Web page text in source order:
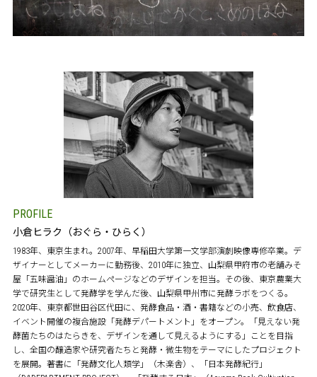
PROFILE
小倉ヒラク（おぐら・ひらく）
1983年、東京生まれ。2007年、早稲田大学第一文学部演劇映像専修卒業。デ
ザイナーとしてメーカーに勤務後、2010年に独立、山梨県甲府市の老舗みそ
屋「五味醤油」のホームページなどのデザインを担当。その後、東京農業大
学で研究生として発酵学を学んだ後、山梨県甲州市に発酵ラボをつくる。
2020年、東京都世田谷区代田に、発酵食品・酒・書籍などの小売、飲食店、
イベント開催の複合施設「発酵デパートメント」をオープン。「見えない発
酵菌たちのはたらきを、デザインを通して見えるようにする」ことを目指
し、全国の醸造家や研究者たちと発酵・微生物をテーマにしたプロジェクト
を展開。著書に「発酵文化人類学」（木楽舎）、「日本発酵紀行」